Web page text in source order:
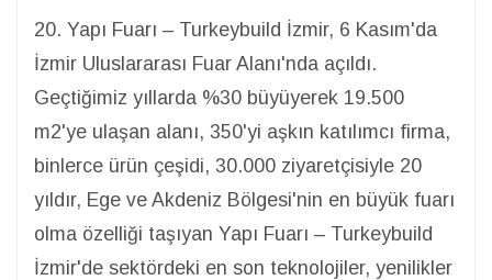
20. Yapı Fuarı – Turkeybuild İzmir, 6 Kasım'da
İzmir Uluslararası Fuar Alanı'nda açıldı.
Geçtiğimiz yıllarda %30 büyüyerek 19.500
m2'ye ulaşan alanı, 350'yi aşkın katılımcı firma,
binlerce ürün çeşidi, 30.000 ziyaretçisiyle 20
yıldır, Ege ve Akdeniz Bölgesi'nin en büyük fuarı
olma özelliği taşıyan Yapı Fuarı – Turkeybuild
İzmir'de sektördeki en son teknolojiler, yenilikler